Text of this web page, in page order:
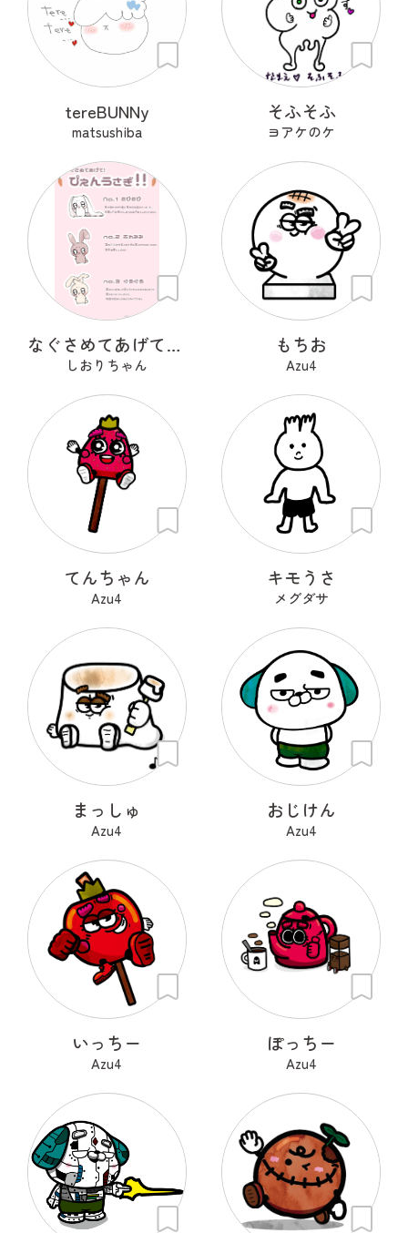
tereBUNNy
matsushiba
そふそふ
ヨアケのケ
なぐさめてあげて！ぴえんうさぎ
しおりちゃん
もちお
Azu4
てんちゃん
Azu4
キモうさ
メグダサ
まっしゅ
Azu4
おじけん
Azu4
いっちー
Azu4
ぽっちー
Azu4